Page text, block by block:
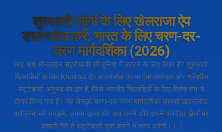
शुरुआती लोगों के लिए खेलराजा ऐप
डाउनलोड करें: भारत के लिए चरण-दर-
चरण मार्गदर्शिका (2026)
क्या आप ऑनलाइन सट्टेबाजी की दुनिया में उतरने के लिए तैयार हैं? शुरुआती
खिलाड़ियों के लिए Khelraja ऐप डाउनलोड करना एक रोमांचक और गतिशील
सट्टेबाजी अनुभव का द्वार है, जिसे भारतीय खिलाड़ियों के लिए विशेष रूप से
तैयार किया गया है। यह विस्तृत चरण-दर-चरण मार्गदर्शिका आपको डाउनलोड
प्रक्रिया को समझने, अपना खाता सेट अप करने और अपने पसंदीदा खेलों पर
असली पैसे से सट्टेबाजी शुरू करने में मदद करेगी। […]